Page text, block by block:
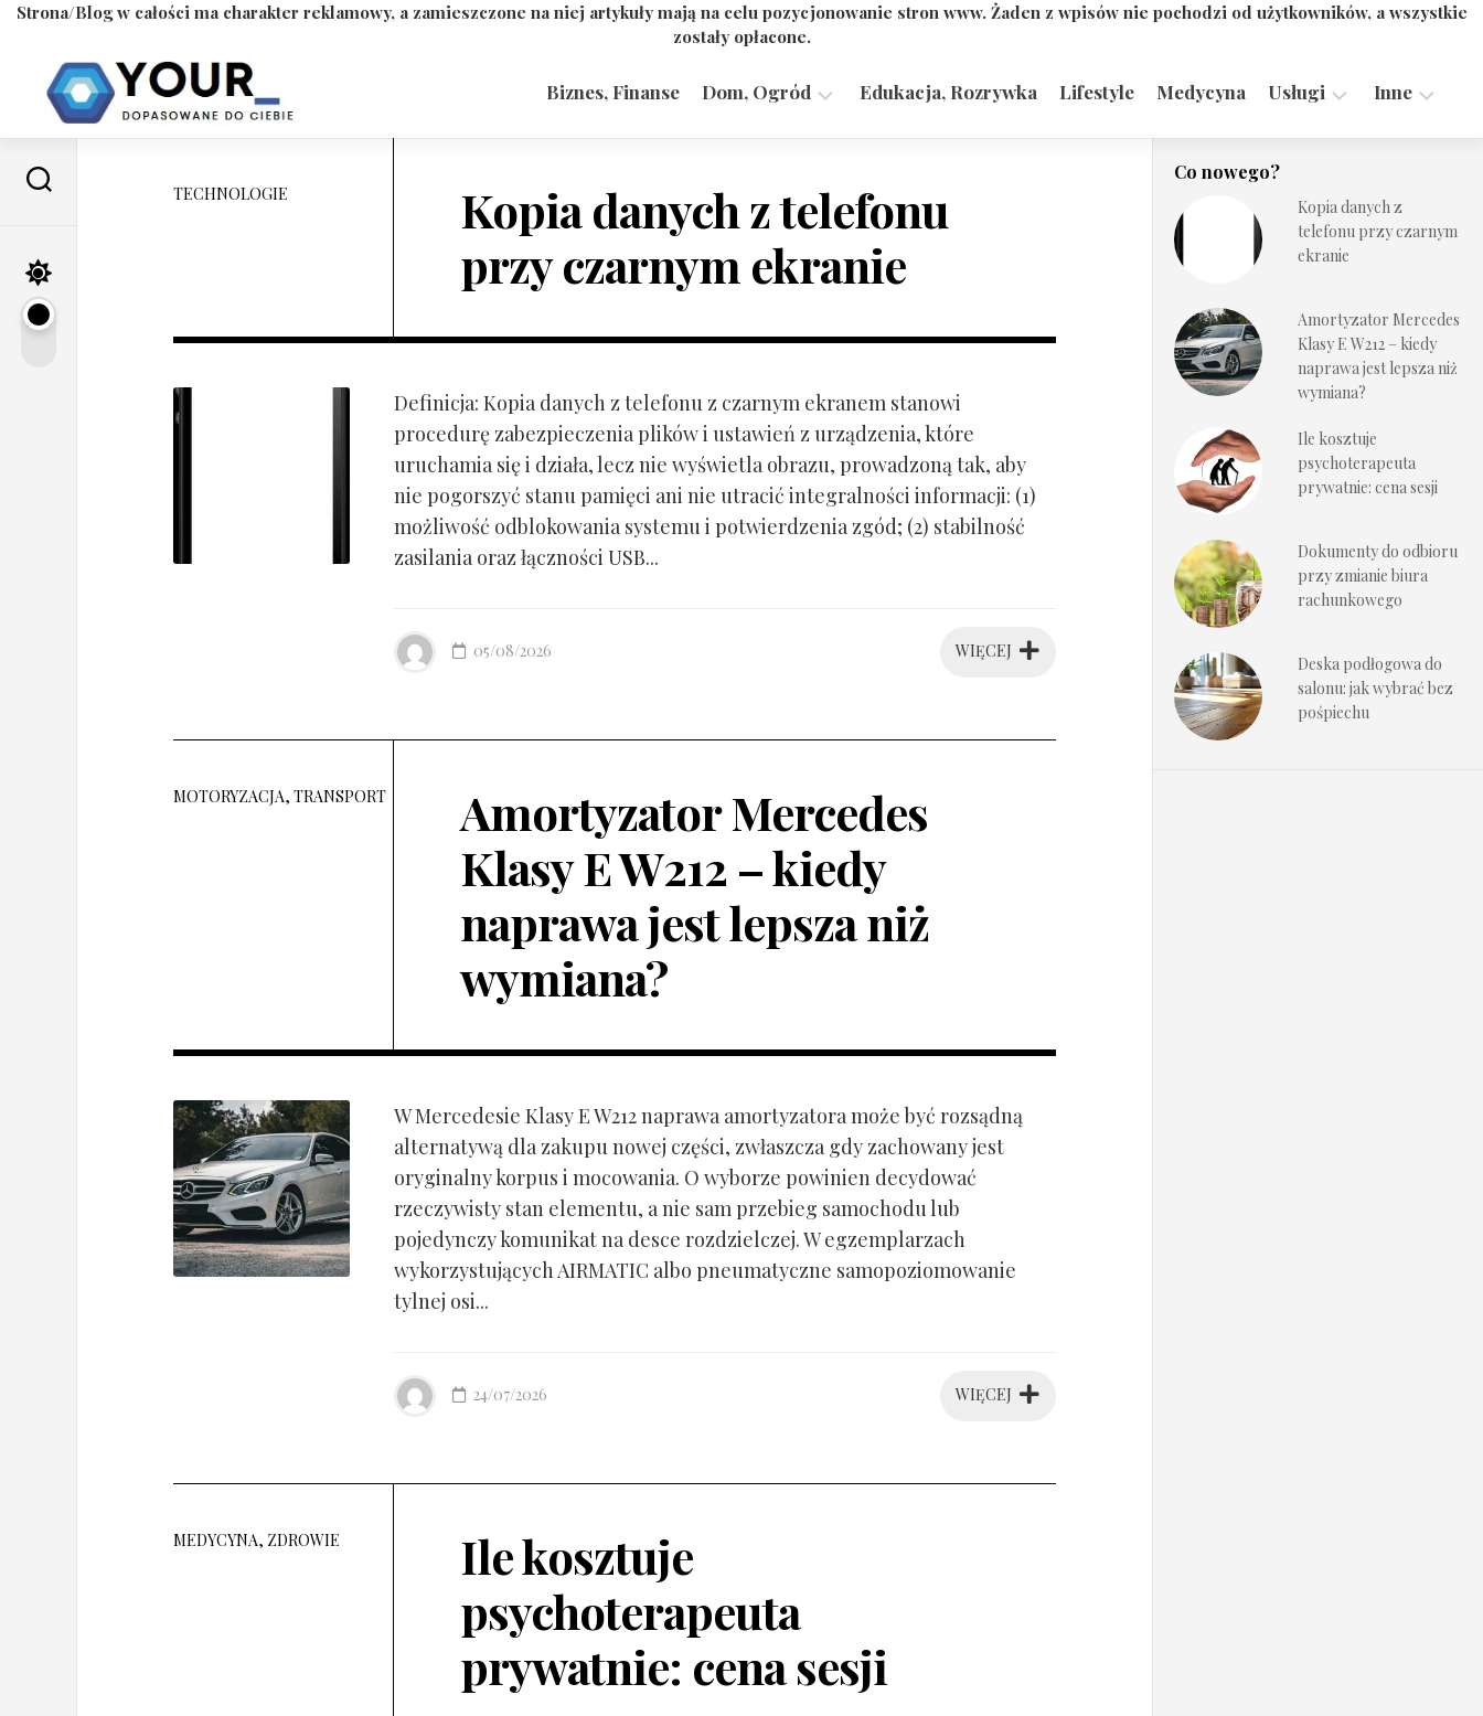
Strona/Blog w całości ma charakter reklamowy, a zamieszczone na niej artykuły mają na celu pozycjonowanie stron www. Żaden z wpisów nie pochodzi od użytkowników, a wszystkie
zostały opłacone.
content
Biznes, Finanse Dom, Ogród Edukacja, Rozrywka Lifestyle Medycyna Usługi
Technologie
Inne
TECHNOLOGIE
Kopia danych z telefonu
przy czarnym ekranie
Definicja: Kopia danych z telefonu z czarnym ekranem stanowi
procedurę zabezpieczenia plików i ustawień z urządzenia, które
uruchamia się i działa, lecz nie wyświetla obrazu, prowadzoną tak, aby
nie pogorszyć stanu pamięci ani nie utracić integralności informacji: (1)
możliwość odblokowania systemu i potwierdzenia zgód; (2) stabilność
zasilania oraz łączności USB...
WIĘCEJ
05/08/2026
MOTORYZACJA, TRANSPORT
Amortyzator Mercedes
Klasy E W212 – kiedy
naprawa jest lepsza niż
wymiana?
W Mercedesie Klasy E W212 naprawa amortyzatora może być rozsądną
alternatywą dla zakupu nowej części, zwłaszcza gdy zachowany jest
oryginalny korpus i mocowania. O wyborze powinien decydować
rzeczywisty stan elementu, a nie sam przebieg samochodu lub
pojedynczy komunikat na desce rozdzielczej. W egzemplarzach
wykorzystujących AIRMATIC albo pneumatyczne samopoziomowanie
tylnej osi...
WIĘCEJ
24/07/2026
MEDYCYNA, ZDROWIE
Ile kosztuje
psychoterapeuta
prywatnie: cena sesji
Co nowego?
Kopia danych z
telefonu przy czarnym
ekranie
Amortyzator Mercedes
Klasy E W212 – kiedy
naprawa jest lepsza niż
wymiana?
Ile kosztuje
psychoterapeuta
prywatnie: cena sesji
Dokumenty do odbioru
przy zmianie biura
rachunkowego
Deska podłogowa do
salonu: jak wybrać bez
pośpiechu